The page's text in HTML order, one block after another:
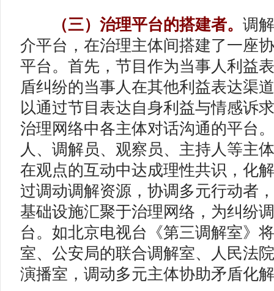
（三）治理平台的搭建者。 调
介平台，在治理主体间搭建了一座
平台。首先，节目作为当事人利益
盾纠纷的当事人在其他利益表达渠
以通过节目表达自身利益与情感诉
治理网络中各主体对话沟通的平台
人、调解员、观察员、主持人等主
在观点的互动中达成理性共识，化
过调动调解资源，协调多元行动者
基础设施汇聚于治理网络，为纠纷
台。如北京电视台《第三调解室》
室、公安局的联合调解室、人民法
演播室，调动多元主体协助矛盾化